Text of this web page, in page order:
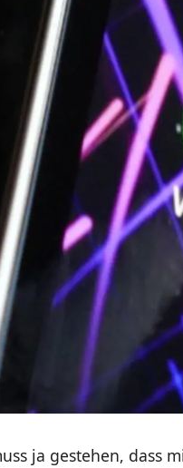
ja gestehen, dass